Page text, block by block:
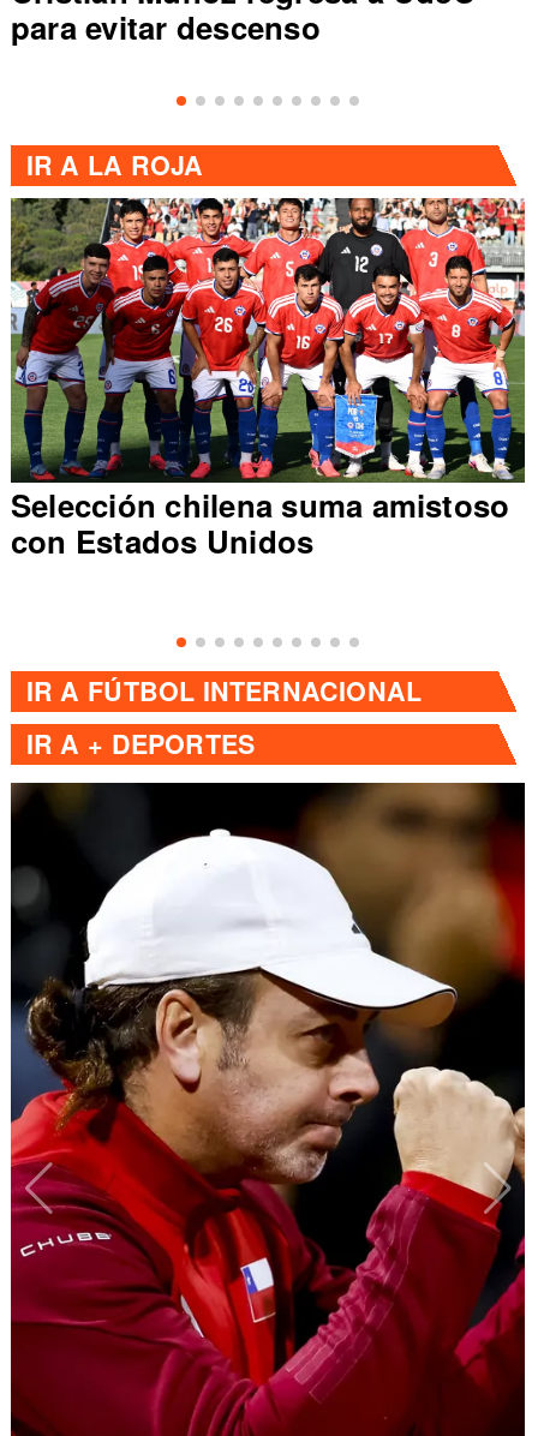
evitar descenso
IR A LA ROJA
Selección chilena suma amistoso
con Estados Unidos
IR A FÚTBOL INTERNACIONAL
IR A + DEPORTES